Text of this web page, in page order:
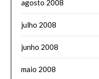
agosto 2008
julho 2008
junho 2008
maio 2008